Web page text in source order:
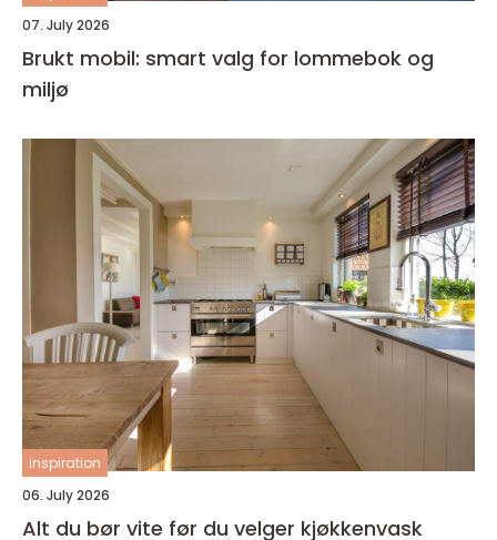
07. July 2026
Brukt mobil: smart valg for lommebok og
miljø
inspiration
06. July 2026
Alt du bør vite før du velger kjøkkenvask